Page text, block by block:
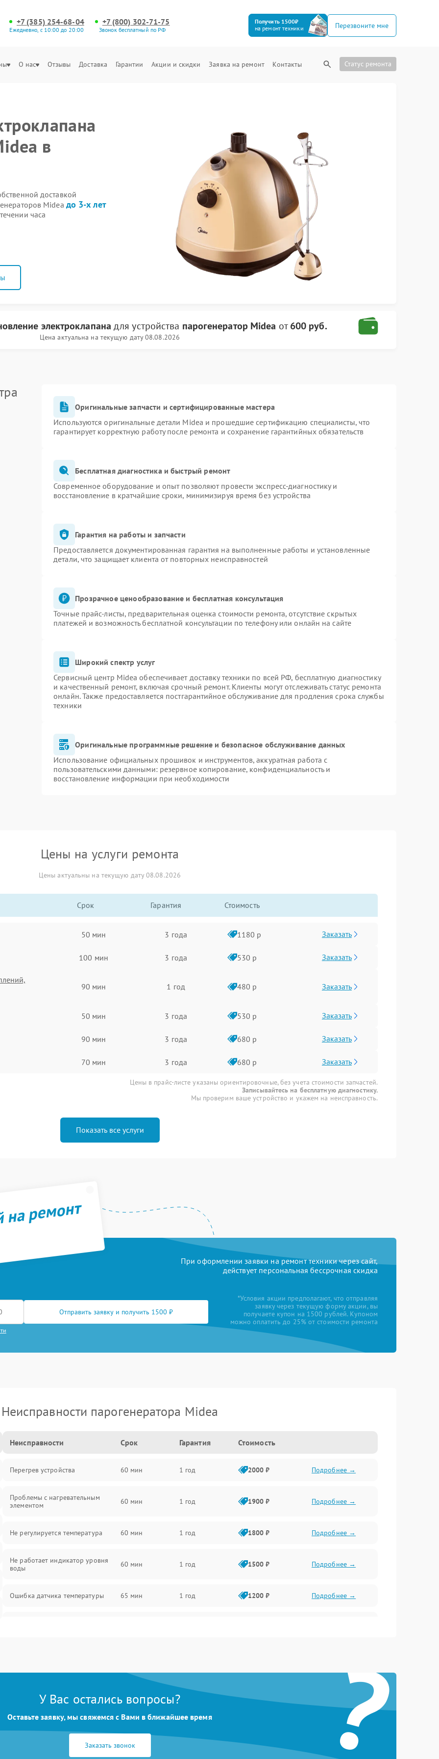
+7 (385) 254-68-04
Ежедневно, с 10:00 до 20:00
+7 (800) 302-71-75
Звонок бесплатный по РФ
Получить 1500₽
на ремонт техники
Перезвоните мне
О нас Отзывы Доставка Гарантии Акции и скидки Заявка на ремонт Контакты Статус ремонта
в
доставкой
Midea до 3-х лет
часа
электроклапана для устройства парогенератор Midea от600 руб.
Цена актуальна на текущую дату 08.08.2026
Оригинальные запчасти и сертифицированные мастера
Используются оригинальные детали Midea и прошедшие сертификацию специалисты, что
гарантирует корректную работу после ремонта и сохранение гарантийных обязательств
Бесплатная диагностика и быстрый ремонт
Современное оборудование и опыт позволяют провести экспресс-диагностику и
восстановление в кратчайшие сроки, минимизируя время без устройства
Гарантия на работы и запчасти
Предоставляется документированная гарантия на выполненные работы и установленные
детали, что защищает клиента от повторных неисправностей
Прозрачное ценообразование и бесплатная консультация
Точные прайс-листы, предварительная оценка стоимости ремонта, отсутствие скрытых
платежей и возможность бесплатной консультации по телефону или онлайн на сайте
Широкий спектр услуг
Сервисный центр Midea обеспечивает доставку техники по всей РФ, бесплатную диагностику
и качественный ремонт, включая срочный ремонт. Клиенты могут отслеживать статус ремонта
онлайн. Также предоставляется постгарантийное обслуживание для продления срока службы
техники
Оригинальные программные решение и безопасное обслуживание данных
Использование официальных прошивок и инструментов, аккуратная работа с
пользовательскими данными: резервное копирование, конфиденциальность и
восстановление информации при необходимости
Цены на услуги ремонта
Цены актуальны на текущую дату 08.08.2026
Срок Гарантия Стоимость
50 мин 3 года 1180 р Заказать
100 мин 3 года 530 р Заказать
90 мин 1 год 480 р Заказать
50 мин 3 года 530 р Заказать
90 мин 3 года 680 р Заказать
70 мин 3 года 680 р Заказать
Цены в прайс-листе указаны ориентировочные, без учета стоимости запчастей.
Записывайтесь на бесплатную диагностику.
Мы проверим ваше устройство и укажем на неисправность.
Показать все услуги
ремонт
При оформлении заявки на ремонт техники через сайт,
действует персональная бессрочная скидка
Отправить заявку и получить 1500 ₽
*Условия акции предполагают, что отправляя
заявку через текущую форму акции, вы
получаете купон на 1500 рублей. Купоном
можно оплатить до 25% от стоимости ремонта
Неисправности парогенератора Midea
Неисправности Срок Гарантия Стоимость
Перегрев устройства 60 мин 1 год 2000 ₽ Подробнее →
Проблемы с нагревательным
элементом
60 мин 1 год 1900 ₽ Подробнее →
Не регулируется температура 60 мин 1 год 1800 ₽ Подробнее →
Не работает индикатор уровня
воды
60 мин 1 год 1500 ₽ Подробнее →
Ошибка датчика температуры 65 мин 1 год 1200 ₽ Подробнее →
70 мин Подробнее →
Не сохраняет настройки 65 мин Подробнее →
Не включается 60 мин Подробнее →
?
У Вас остались вопросы?
Оставьте заявку, мы свяжемся с Вами в ближайшее время
Заказать звонок